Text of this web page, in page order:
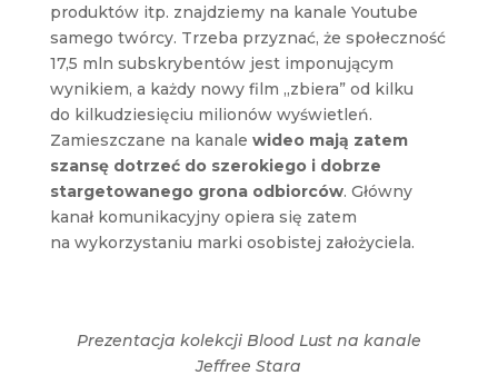
produktów itp. znajdziemy na kanale Youtube
samego twórcy. Trzeba przyznać, że społeczność
17,5 mln subskrybentów jest imponującym
wynikiem, a każdy nowy film „zbiera” od kilku
do kilkudziesięciu milionów wyświetleń.
Zamieszczane na kanale wideo mają zatem
szansę dotrzeć do szerokiego i dobrze
stargetowanego grona odbiorców. Główny
kanał komunikacyjny opiera się zatem
na wykorzystaniu marki osobistej założyciela.
Prezentacja kolekcji Blood Lust na kanale
Jeffree Stara